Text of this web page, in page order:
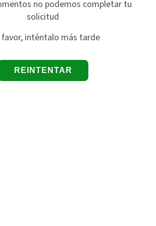
no podemos completar tu
solicitud
favor, inténtalo más tarde
REINTENTAR